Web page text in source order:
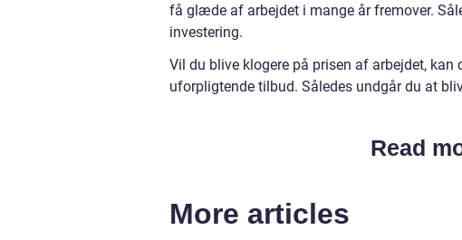
få glæde af arbejdet i mange år fremover.
investering.
Vil du blive klogere på prisen af arbejdet,
uforpligtende tilbud. Således undgår du at
Read
More articles